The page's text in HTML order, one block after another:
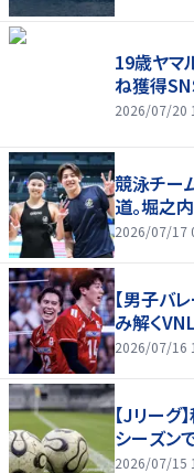
19歳ヤマ
ね獲得
2026/07/20
競泳チー
道。堀之
2026/07/17
【男子バ
み解く
2026/07/16
【Jリー
シーズン
2026/07/15